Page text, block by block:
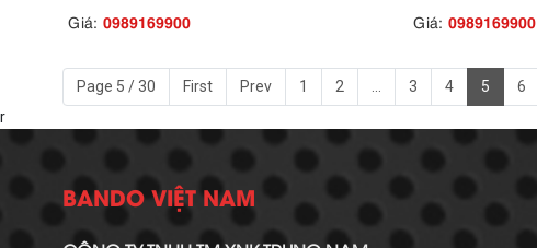
Giá: 0989169900 Giá: 0989169900
Page 5 / 30 First Prev 1 2 3 4 5 6
r
BANDO VIỆT NAM